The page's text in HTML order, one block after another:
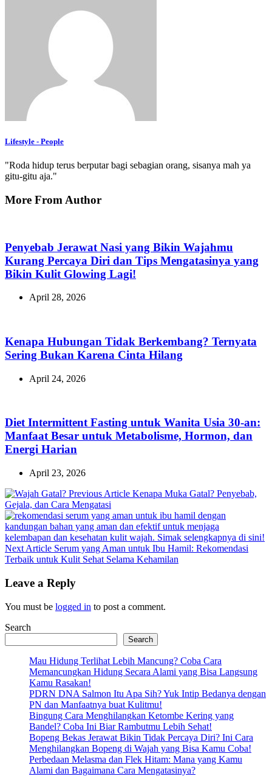
Lifestyle - People
"Roda hidup terus berputar bagi sebagian orang, sisanya mah ya
gitu-gitu aja."
More From Author
Penyebab Jerawat Nasi yang Bikin Wajahmu
Kurang Percaya Diri dan Tips Mengatasinya yang
Bikin Kulit Glowing Lagi!
April 28, 2026
Kenapa Hubungan Tidak Berkembang? Ternyata
Sering Bukan Karena Cinta Hilang
April 24, 2026
Diet Intermittent Fasting untuk Wanita Usia 30-an:
Manfaat Besar untuk Metabolisme, Hormon, dan
Energi Harian
April 23, 2026
Previous Article Previous
Kenapa Muka Gatal? Penyebab,
Gejala, dan Cara Mengatasi
Next Article Next
Post:
Serum yang Aman untuk Ibu Hamil: Rekomendasi
Terbaik untuk Kulit Sehat Selama Kehamilan
Leave a Reply
You must be logged in to post a comment.
Search
Search
Mau Hidung Terlihat Lebih Mancung? Coba Cara
Memancungkan Hidung Secara Alami yang Bisa Langsung
Kamu Rasakan!
PDRN DNA Salmon Itu Apa Sih? Yuk Intip Bedanya dengan
PN dan Manfaatnya buat Kulitmu!
Bingung Cara Menghilangkan Ketombe Kering yang
Bandel? Coba Ini Biar Rambutmu Lebih Sehat!
Bopeng Bekas Jerawat Bikin Tidak Percaya Diri? Ini Cara
Menghilangkan Bopeng di Wajah yang Bisa Kamu Coba!
Perbedaan Melasma dan Flek Hitam: Mana yang Kamu
Alami dan Bagaimana Cara Mengatasinya?